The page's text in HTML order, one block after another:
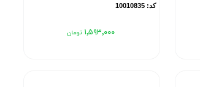
کد: 10010835
۱٬۵۹۳٬۰۰۰